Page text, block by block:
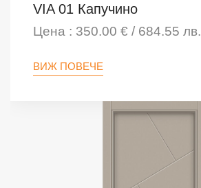
VIA 01 Капучино
Цена : 350.00 € / 684.55 лв.
ВИЖ ПОВЕЧЕ